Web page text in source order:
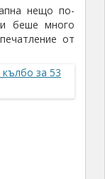
беше много
от